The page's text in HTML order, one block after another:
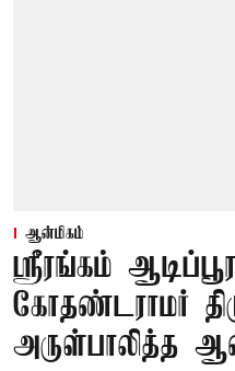
ஆன்மிகம்
ஸ்ரீரங்கம்
கோதண்டராமர்
அருள்பாலித்த